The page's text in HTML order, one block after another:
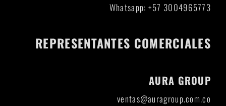
Whatsapp: +57 3004965773
REPRESENTANTES COMERCIALES
AURA GROUP
ventas@auragroup.com.co